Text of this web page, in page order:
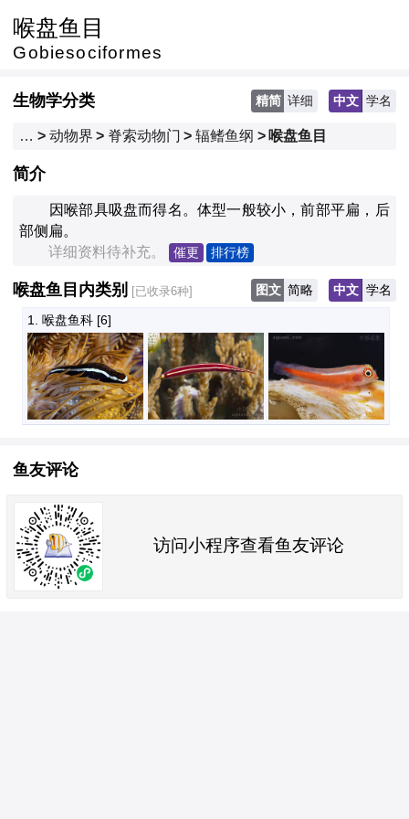
喉盘鱼目
Gobiesociformes
生物学分类 中文 学名
精简 详细
… > 动物界 > 脊索动物门 > 辐鳍鱼纲 > 喉盘鱼目
简介
因喉部具吸盘而得名。体型一般较小，前部平扁，后
部侧扁。
详细资料待补充。
催更 排行榜
中文 学名
图文 简略
喉盘鱼目内类别 [已收录6种]
1. 喉盘鱼科 [6]
鱼友评论
访问小程序查看鱼友评论